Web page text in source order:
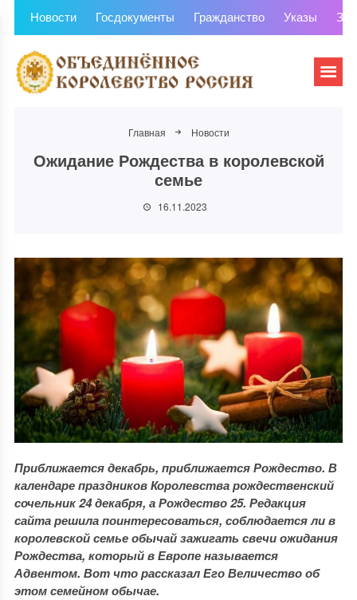
Новости Госдокументы Гражданство Указы
Главная Новости
Ожидание Рождества в королевской
семье
16.11.2023
Приближается декабрь, приближается Рождество. В
календаре праздников Королевства рождественский
сочельник 24 декабря, а Рождество 25. Редакция
сайта решила поинтересоваться, соблюдается ли в
королевской семье обычай зажигать свечи ожидания
Рождества, который в Европе называется
Адвентом. Вот что рассказал Его Величество об
этом семейном обычае.